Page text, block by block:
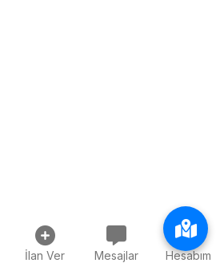
İlan Ver Mesajlar Hesabım